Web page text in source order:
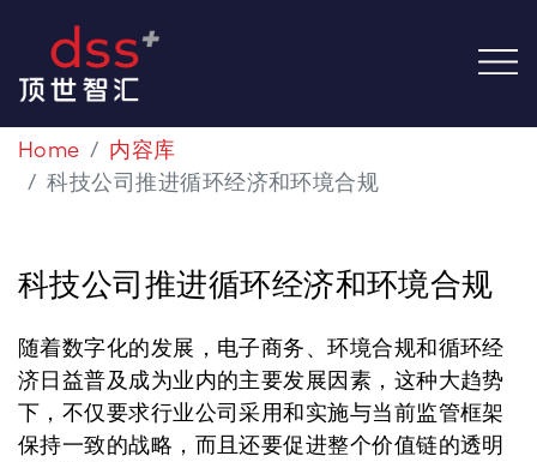
Home
内容库
科技公司推进循环经济和环境合规
科技公司推进循环经济和环境合规
随着数字化的发展，电子商务、环境合规和循环经
济日益普及成为业内的主要发展因素，这种大趋势
下，不仅要求行业公司采用和实施与当前监管框架
保持一致的战略，而且还要促进整个价值链的透明